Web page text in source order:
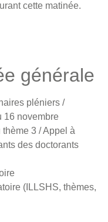
cette matinée.
générale
pléniers /
16 novembre
3 / Appel à
des doctorants
(ILLSHS, thèmes,